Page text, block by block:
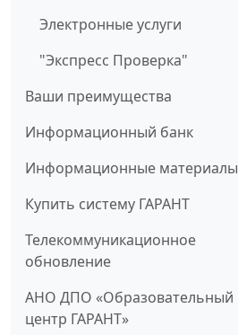
Электронные услуги
"Экспресс Проверка"
Ваши преимущества
Информационный банк
Информационные материалы
Купить систему ГАРАНТ
Телекоммуникационное
обновление
АНО ДПО «Образовательный
центр ГАРАНТ»